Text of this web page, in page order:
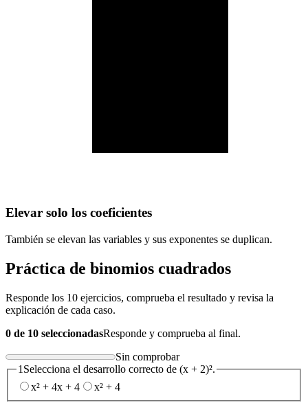
Elevar solo los coeficientes
También se elevan las variables y sus exponentes se duplican.
Práctica de binomios cuadrados
Responde los 10 ejercicios, comprueba el resultado y revisa la
explicación de cada caso.
0 de 10 seleccionadasResponde y comprueba al final.
Sin comprobar
1 Selecciona el desarrollo correcto de (x + 2)².
x² + 4x + 4
x² + 4